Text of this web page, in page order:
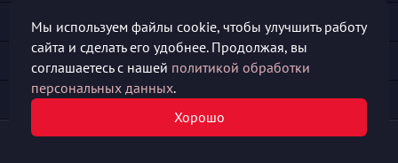
Наши услуги
Полезная информация
Мы используем файлы cookie, чтобы улучшить работу
сайта и сделать его удобнее. Продолжая, вы
соглашаетесь с нашей политикой обработки
персональных данных.
Хорошо